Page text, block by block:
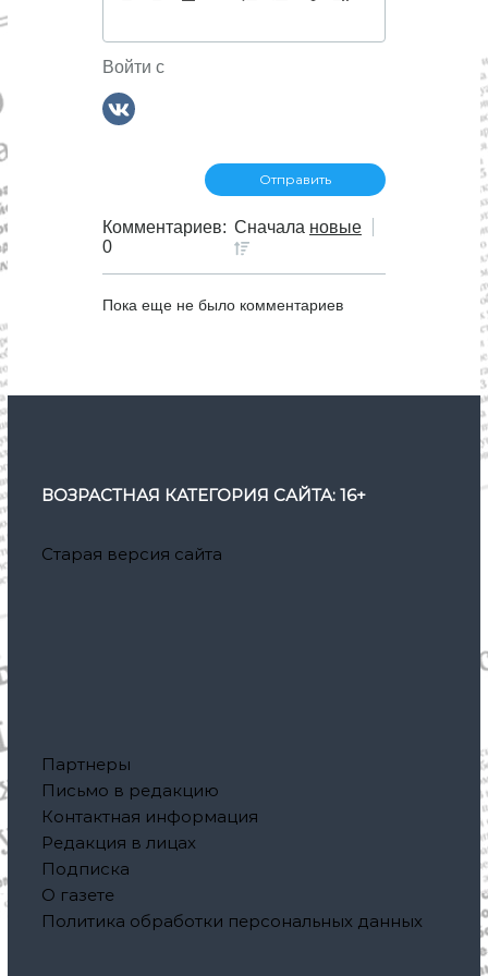
о
з
п
и
с
Войти с
Комментариев:
0
Сначала новые
Пока еще не было комментариев
ВОЗРАСТНАЯ КАТЕГОРИЯ САЙТА: 16+
Старая версия сайта
Партнеры
Письмо в редакцию
Контактная информация
Редакция в лицах
Подписка
О газете
Политика обработки персональных данных